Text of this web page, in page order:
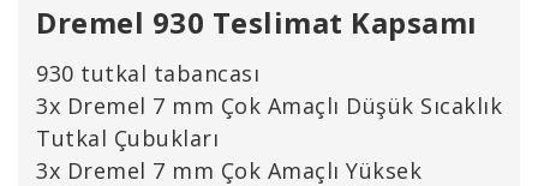
Dremel 930 Teslimat Kapsamı
930 tutkal tabancası
3x Dremel 7 mm Çok Amaçlı Düşük Sıcaklık
Tutkal Çubukları
3x Dremel 7 mm Çok Amaçlı Yüksek